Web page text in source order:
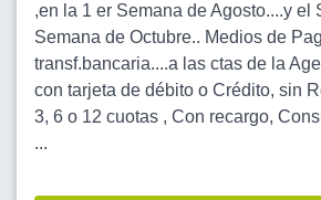
,en la 1 er Semana de Agosto....y el
Semana de Octubre.. Medios de
transf.bancaria....a las ctas de la
con tarjeta de débito o Crédito, sin
3, 6 o 12 cuotas , Con recargo,
...